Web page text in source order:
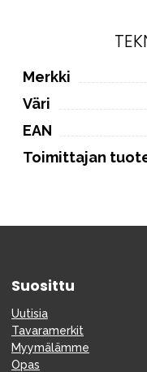
Merkki
Väri
EAN
Toimittajan
Suosittu
Uutisia
Tavaramerkit
Myymälämme
Opas